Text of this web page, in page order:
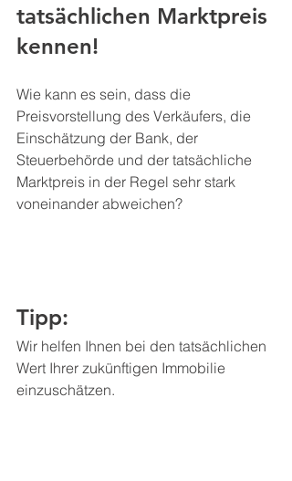
tatsächlichen Marktpreis
kennen!
Wie kann es sein, dass die
Preisvorstellung des Verkäufers, die
Einschätzung der Bank, der
Steuerbehörde und der tatsächliche
Marktpreis in der Regel sehr stark
voneinander abweichen?
Tipp:
Wir helfen Ihnen bei den tatsächlichen
Wert Ihrer zukünftigen Immobilie
einzuschätzen.